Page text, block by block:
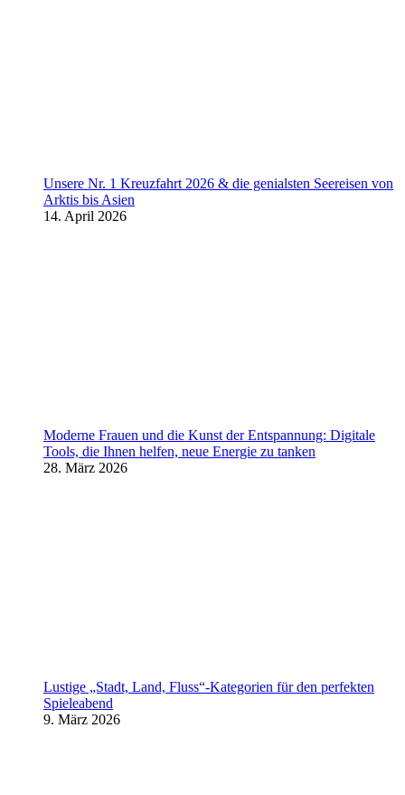
Unsere Nr. 1 Kreuzfahrt 2026 & die genialsten Seereisen von
Arktis bis Asien
14. April 2026
Moderne Frauen und die Kunst der Entspannung: Digitale
Tools, die Ihnen helfen, neue Energie zu tanken
28. März 2026
Lustige „Stadt, Land, Fluss“-Kategorien für den perfekten
Spieleabend
9. März 2026